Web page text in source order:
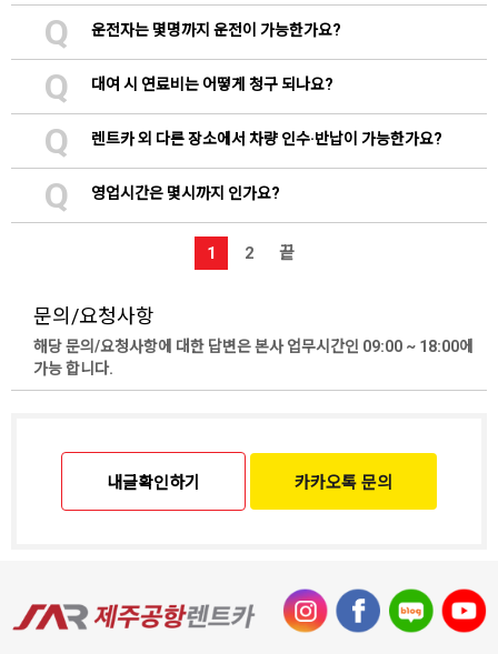
Q 운전자는 몇명까지 운전이 가능한가요?
Q 대여 시 연료비는 어떻게 청구 되나요?
Q 렌트카 외 다른 장소에서 차량 인수·반납이 가능한가요?
Q 영업시간은 몇시까지 인가요?
1 2 끝
문의/요청사항
해당 문의/요청사항에 대한 답변은 본사 업무시간인 09:00 ~ 18:00에
가능 합니다.
내글확인하기 카카오톡 문의